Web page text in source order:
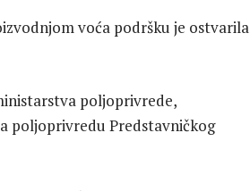
voća podršku je ostvarila
poljoprivrede,
poljoprivredu Predstavničkog